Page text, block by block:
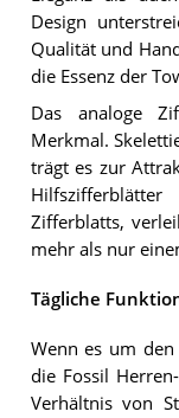
Design
Qualität und
die Essenz der
Das analoge
Merkmal.
trägt es zur
Zifferblatts,
mehr als nur
Tägliche
Wenn es um den
die Fossil
Verhältnis von